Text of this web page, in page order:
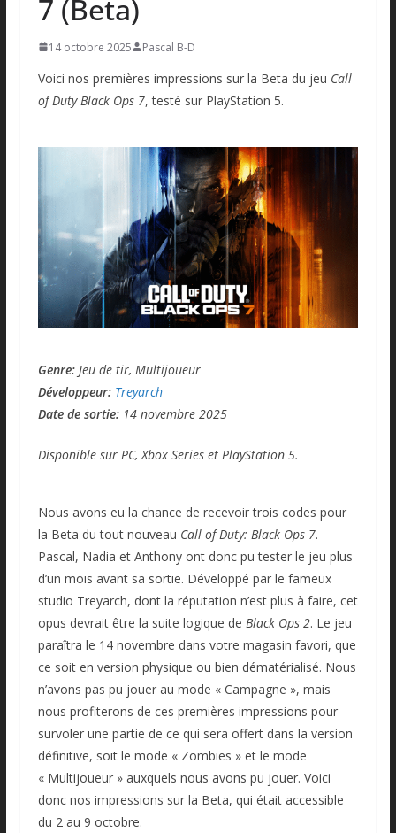
7 (Beta)
14 octobre 2025 Pascal B-D
Voici nos premières impressions sur la Beta du jeu Call
of Duty Black Ops 7, testé sur PlayStation 5.
Genre: Jeu de tir, Multijoueur
Développeur: Treyarch
Date de sortie: 14 novembre 2025
Disponible sur PC, Xbox Series et PlayStation 5.
Nous avons eu la chance de recevoir trois codes pour
la Beta du tout nouveau Call of Duty: Black Ops 7.
Pascal, Nadia et Anthony ont donc pu tester le jeu plus
d’un mois avant sa sortie. Développé par le fameux
studio Treyarch, dont la réputation n’est plus à faire, cet
opus devrait être la suite logique de Black Ops 2. Le jeu
paraîtra le 14 novembre dans votre magasin favori, que
ce soit en version physique ou bien dématérialisé. Nous
n’avons pas pu jouer au mode « Campagne », mais
nous profiterons de ces premières impressions pour
survoler une partie de ce qui sera offert dans la version
définitive, soit le mode « Zombies » et le mode
« Multijoueur » auxquels nous avons pu jouer. Voici
donc nos impressions sur la Beta, qui était accessible
du 2 au 9 octobre.